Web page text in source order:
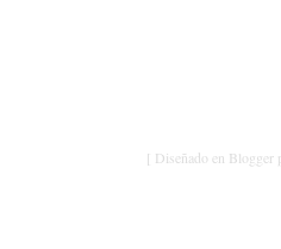
[ Diseñado en Blogger